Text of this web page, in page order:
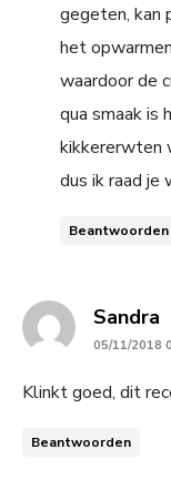
gegeten, kan
het
waardoor de
qua smaak is
kikkererwten
dus ik raad je
Beantwoorden
Sandra
05/11/2018
Klinkt goed, dit
Beantwoorden